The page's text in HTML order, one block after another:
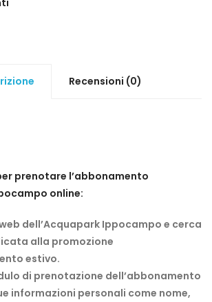
Recensioni (0)
prenotare l’abbonamento
online:
dell’Acquapark Ippocampo e cerca
alla promozione
estivo.
di prenotazione dell’abbonamento
informazioni personali come nome,